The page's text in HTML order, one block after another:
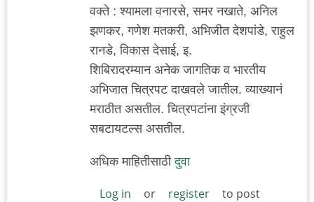
वक्ते : श्यामला वनारसे, समर नखाते, अनिल
झणकर, गणेश मतकरी, अभिजीत देशपांडे, राहुल
रानडे, विकास देसाई, इ.
शिबिरादरम्यान अनेक जागतिक व भारतीय
अभिजात चित्रपट दाखवले जातील. व्याख्यानं
मराठीत असतील. चित्रपटांना इंग्रजी
सबटायटल्स असतील.
अधिक माहितीसाठीदुवा
Log in or register
to post